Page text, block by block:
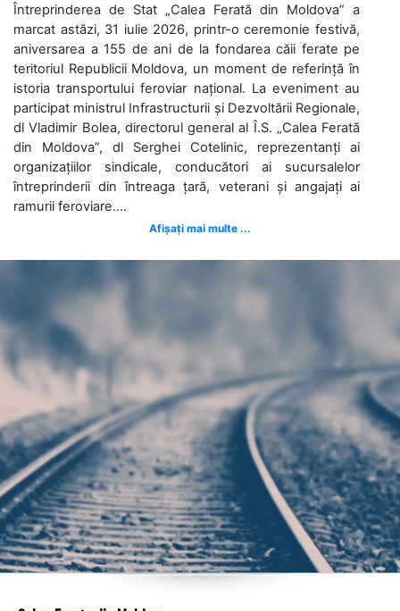
Întreprinderea de Stat „Calea Ferată din Moldova” a
marcat astăzi, 31 iulie 2026, printr-o ceremonie festivă,
aniversarea a 155 de ani de la fondarea căii ferate pe
teritoriul Republicii Moldova, un moment de referință în
istoria transportului feroviar național. La eveniment au
participat ministrul Infrastructurii și Dezvoltării Regionale,
dl Vladimir Bolea, directorul general al Î.S. „Calea Ferată
din Moldova”, dl Serghei Cotelinic, reprezentanți ai
organizațiilor sindicale, conducători ai sucursalelor
întreprinderii din întreaga țară, veterani și angajați ai
ramurii feroviare....
Afișați mai multe ...